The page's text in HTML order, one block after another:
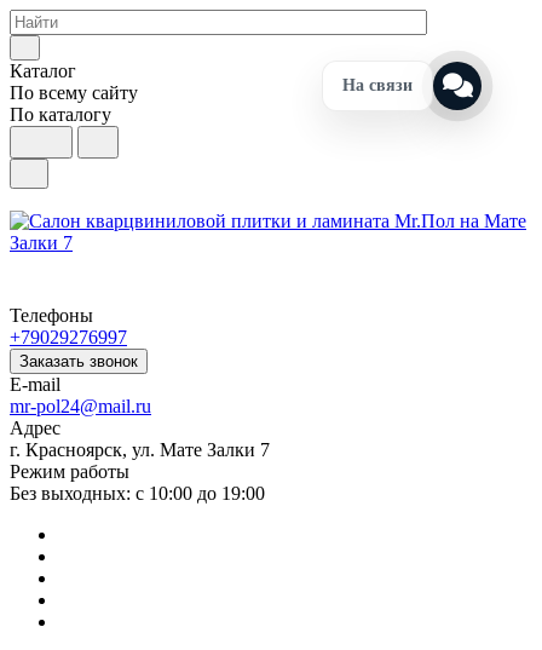
Каталог
По всему сайту
По каталогу
Телефоны
+79029276997
Заказать звонок
E-mail
mr-pol24@mail.ru
Адрес
г. Красноярск, ул. Мате Залки 7
Режим работы
Без выходных: с 10:00 до 19:00
На связи